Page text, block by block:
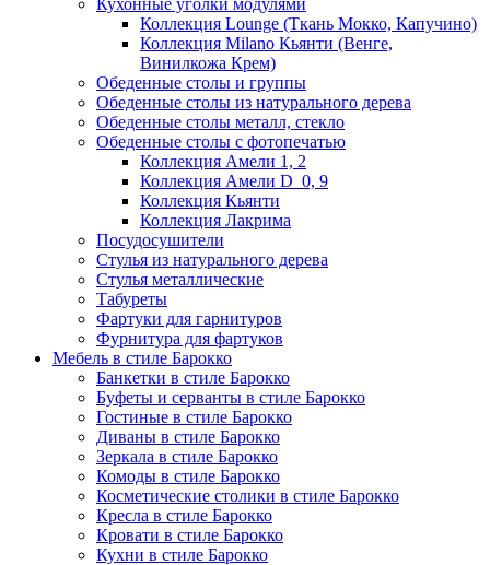
Кухонные уголки модулями
Коллекция Lounge (Ткань Мокко, Капучино)
Коллекция Milano Кьянти (Венге,
Винилкожа Крем)
Обеденные столы и группы
Обеденные столы из натурального дерева
Обеденные столы металл, стекло
Обеденные столы с фотопечатью
Коллекция Амели 1, 2
Коллекция Амели D_0, 9
Коллекция Кьянти
Коллекция Лакрима
Посудосушители
Стулья из натурального дерева
Стулья металлические
Табуреты
Фартуки для гарнитуров
Фурнитура для фартуков
Мебель в стиле Барокко
Банкетки в стиле Барокко
Буфеты и серванты в стиле Барокко
Гостиные в стиле Барокко
Диваны в стиле Барокко
Зеркала в стиле Барокко
Комоды в стиле Барокко
Косметические столики в стиле Барокко
Кресла в стиле Барокко
Кровати в стиле Барокко
Кухни в стиле Барокко